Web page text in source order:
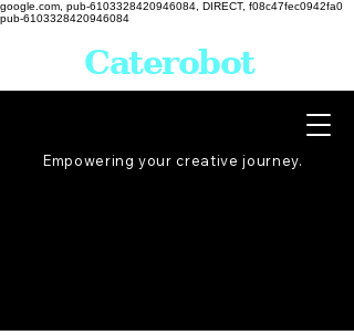
google.com, pub-6103328420946084, DIRECT, f08c47fec0942fa0
pub-6103328420946084
Empowering your creative journey.
Caterobot